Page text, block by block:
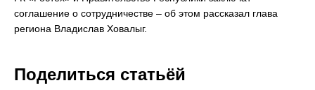
соглашение о сотрудничестве – об этом рассказал глава
региона Владислав Ховалыг.
Поделиться статьёй